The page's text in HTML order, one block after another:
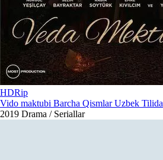
HDRip
Vido maktubi Barcha Qismlar Uzbek Tilida
2019 Drama / Seriallar